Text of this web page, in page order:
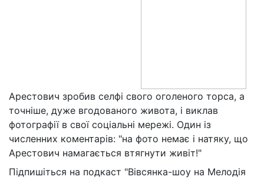
Арестович зробив селфі свого оголеного торса, а
точніше, дуже вгодованого живота, і виклав
фотографії в свої соціальні мережі. Один із
численних коментарів: "на фото немає і натяку, що
Арестович намагається втягнути живіт!"
Підпишіться на подкаст "Вівсянка-шоу на Мелодія